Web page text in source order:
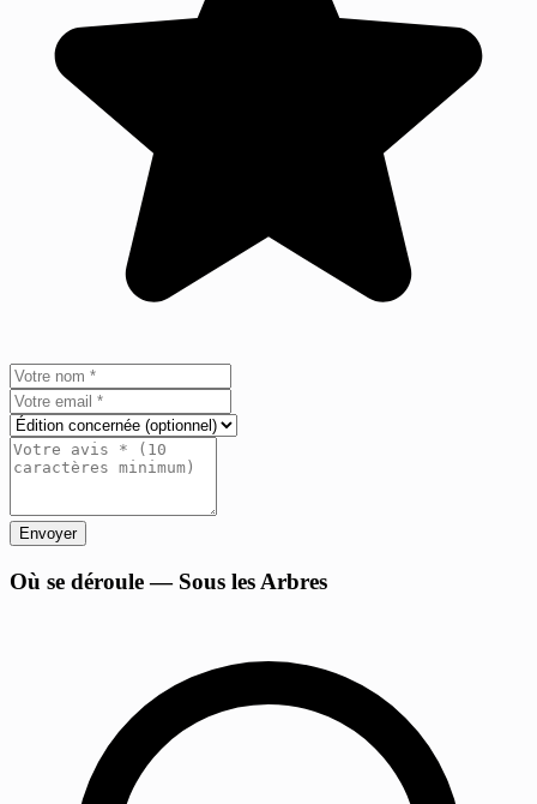
Envoyer
Où se déroule — Sous les Arbres